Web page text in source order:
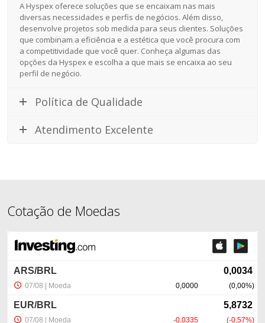
A Hyspex oferece soluções que se encaixam nas mais
diversas necessidades e perfis de negócios. Além disso,
desenvolve projetos sob medida para seus clientes. Soluções
que combinam a eficiência e a estética que você procura com
a competitividade que você quer. Conheça algumas das
opções da Hyspex e escolha a que mais se encaixa ao seu
perfil de negócio.
Política de Qualidade
Atendimento Excelente
Cotação de Moedas